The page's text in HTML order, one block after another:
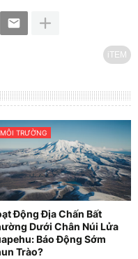
iTEM
MÔI TRƯỜNG
Động Địa Chấn Bất
Dưới Chân Núi Lửa
Báo Động Sớm
Trào?